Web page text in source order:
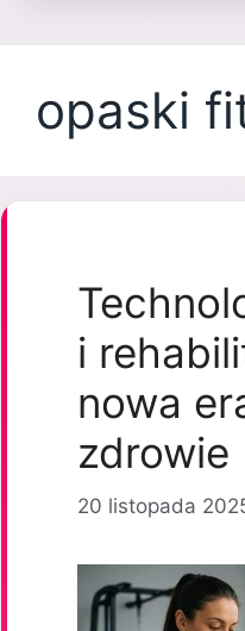
opaski
i
nowa
zdrowie
20 listopada